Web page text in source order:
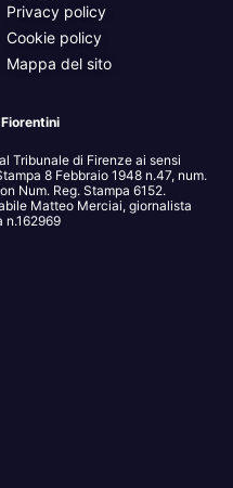
Privacy policy
Cookie policy
Mappa del sito
Tribunale di Firenze ai sensi
8 Febbraio 1948 n.47, num.
Num. Reg. Stampa 6152.
Matteo Merciai, giornalista
n.162969